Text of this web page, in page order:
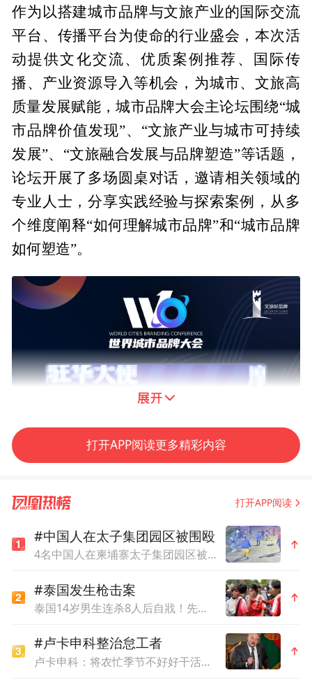
作为以搭建城市品牌与文旅产业的国际交流
平台、传播平台为使命的行业盛会，本次活
动提供文化交流、优质案例推荐、国际传
播、产业资源导入等机会，为城市、文旅高
质量发展赋能，城市品牌大会主论坛围绕“城
市品牌价值发现”、“文旅产业与城市可持续
发展”、“文旅融合发展与品牌塑造”等话题，
论坛开展了多场圆桌对话，邀请相关领域的
专业人士，分享实践经验与探索案例，从多
个维度阐释“如何理解城市品牌”和“城市品牌
如何塑造”。
打开APP阅读更多精彩内容
打开APP阅读
#中国人在太子集团园区被围殴
4名中国人在柬埔寨太子集团园区被围殴，1死3重伤！15名施暴人员均获刑13年
#泰国发生枪击案
泰国14岁男生连杀8人后自戕！先杀祖父母，再携98发子弹进入校园，更可怕的细节公布了
#卢卡申科整治怠工者
卢卡申科：将农忙季节不好好干活的人都发配边疆充军！